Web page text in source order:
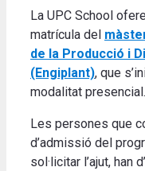
La UPC School
matrícula del
de la Producció i
(Engiplant), que
modalitat presencial.
Les persones que
d’admissió del
sol·licitar l’ajut, han